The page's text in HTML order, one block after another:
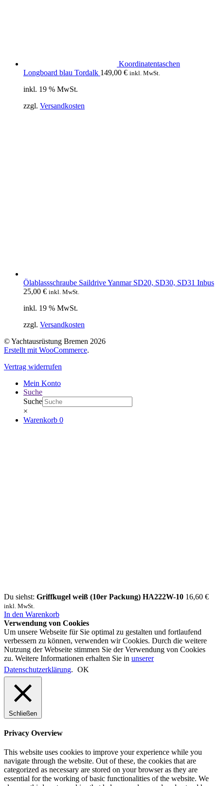
Koordinatentaschen
Longboard blau Tordalk 149,00 € inkl. MwSt.
inkl. 19 % MwSt.
zzgl. Versandkosten
Ölablassschraube Saildrive Yanmar SD20, SD30, SD31 Inbus
25,00 € inkl. MwSt.
inkl. 19 % MwSt.
zzgl. Versandkosten
© Yachtausrüstung Bremen 2026
Erstellt mit WooCommerce.
Vertrag widerrufen
Mein Konto
Suche
Suche
×
Warenkorb 0
Du siehst: Griffkugel weiß (10er Packung) HA222W-10 16,60 €
inkl. MwSt.
In den Warenkorb
Verwendung von Cookies
Um unsere Webseite für Sie optimal zu gestalten und fortlaufend
verbessern zu können, verwenden wir Cookies. Durch die weitere
Nutzung der Webseite stimmen Sie der Verwendung von Cookies
zu. Weitere Informationen erhalten Sie in unserer
Datenschutzerklärung. OK
Schließen
Privacy Overview
This website uses cookies to improve your experience while you
navigate through the website. Out of these, the cookies that are
categorized as necessary are stored on your browser as they are
essential for the working of basic functionalities of the website. We